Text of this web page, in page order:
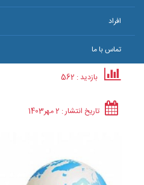
افراد
تماس با ما
بازدید : 562
تاریخ انتشار : 2 مهر 1403